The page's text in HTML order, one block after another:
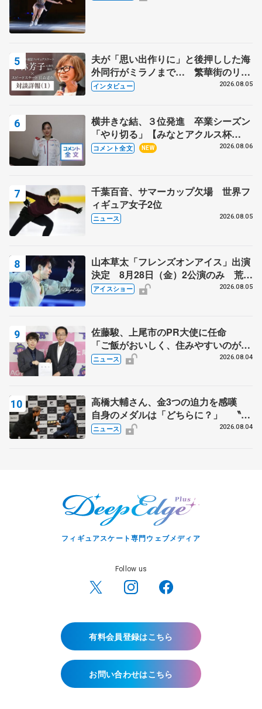
夫が「思い出作りに」と後押しした海
外同行がミラノまで… 繁華街のリン
クでは不良のお兄さんも味方に 小林
インタビュー 2026.08.05
横井きな結、３位発進 卒業シーズン
「やり切る」【みなとアクルス杯
SP】
コメント全文 NEW 2026.08.06
千葉百音、サマーカップ欠場 世界フ
ィギュア女子2位
ニュース 2026.08.05
山本草太「フレンズオンアイス」出演
決定 8月28日（金）2公演のみ 荒川
静香さんプロデュース、20周年のアイ
アイスショー 2026.08.05
佐藤駿、上尾市のPR大使に任命
「ご飯がおいしく、住みやすいのが魅
力」
ニュース 2026.08.04
高橋大輔さん、金3つの迫力を感嘆
自身のメダルは「どちらに？」 〝リ
ス兄弟〟オリンピック3連覇の野村忠
ニュース 2026.08.04
フィギュアスケート専門ウェブメディア
Follow us
有料会員登録はこちら
お問い合わせはこちら